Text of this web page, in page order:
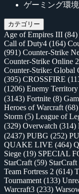
ゲーミング環
カテゴリー
Age of Empires III (84)
Call of Duty4 (164)
(991) Counter-Strike
Counter-Strike Online 2
Counter-Strike: Global
(395) CROSSFIRE
(1206) Enemy
(3143) Fortnite (8)
Heroes of Warcraft (68)
Storm (5) League of
(329) Overwatch (314)
(2437) PUBG (252)
QUAKE LIVE (464)
Siege (19) SPECIAL
StarCraft (59)
Team Fortress 2 (614)
Tournament (133)
Warcraft3 (233)